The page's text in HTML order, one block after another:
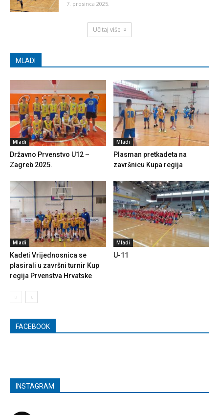
7. prosinca 2025.
Učitaj više
MLADI
Mladi
Državno Prvenstvo U12 –
Zagreb 2025.
Mladi
Plasman pretkadeta na
završnicu Kupa regija
Mladi
Kadeti Vrijednosnica se
plasirali u završni turnir Kup
regija Prvenstva Hrvatske
Mladi
U-11
FACEBOOK
INSTAGRAM